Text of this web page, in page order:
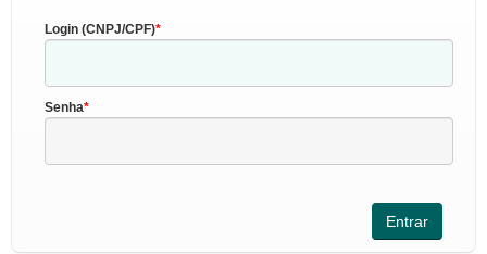
Login (CNPJ/CPF)
Senha